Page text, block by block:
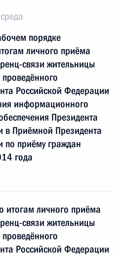
порядке
личного приёма
связи жительницы
Российской Федерации
информационного
Президента
в Приёмной Президента
по приёму граждан
года
итогам личного приёма
связи жительницы
Российской Федерации